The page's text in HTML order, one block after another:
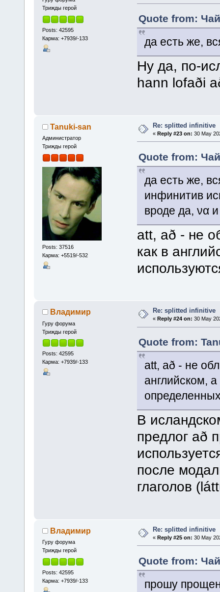
Трижды герой
Posts: 42595
Карма: +7939/-133
Quote from:
да есть же,
Ну да, по-
hann lofaði
Tanuki-san
Администратор
Трижды герой
Posts: 37516
Карма: +5519/-532
Re: splitted infinitive
«Reply #23 on: 30 May
Quote from:
да есть же,
инфинитив
вроде да, να
att, að - не
как в
Владимир
Гуру форума
Трижды герой
Posts: 42595
Карма: +7939/-133
Re: splitted infinitive
«Reply #24 on: 30 May
Quote from:
att, að - не
английском,
В
предлог að
после
глаголов
Владимир
Гуру форума
Трижды герой
Posts: 42595
Карма: +7939/-133
Re: splitted infinitive
«Reply #25 on: 30 May
Quote from:
прошу